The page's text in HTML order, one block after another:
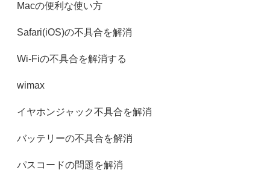
Macの便利な使い方
Safari(iOS)の不具合を解消
Wi-Fiの不具合を解消する
wimax
イヤホンジャック不具合を解消
バッテリーの不具合を解消
パスコードの問題を解消